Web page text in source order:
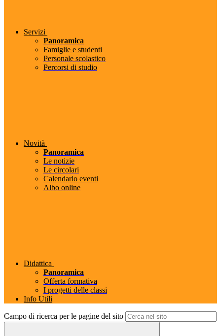
Servizi
Panoramica
Famiglie e studenti
Personale scolastico
Percorsi di studio
Novità
Panoramica
Le notizie
Le circolari
Calendario eventi
Albo online
Didattica
Panoramica
Offerta formativa
I progetti delle classi
Info Utili
Campo di ricerca per le pagine del sito